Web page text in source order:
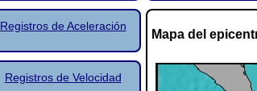
Registros de Aceleración
Registros de Velocidad
Mapa del